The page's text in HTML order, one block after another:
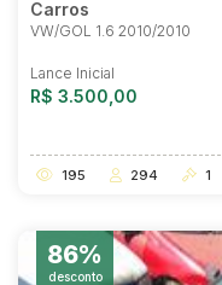
Carros
VW/GOL 1.6 2010/2010
Lance Inicial
R$ 3.500,00
195 294 1
86%
desconto